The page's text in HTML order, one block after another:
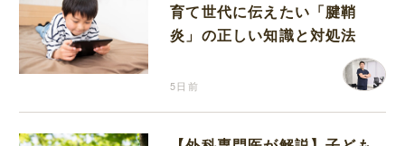
育て世代に伝えたい「腱鞘
炎」の正しい知識と対処法
5日前